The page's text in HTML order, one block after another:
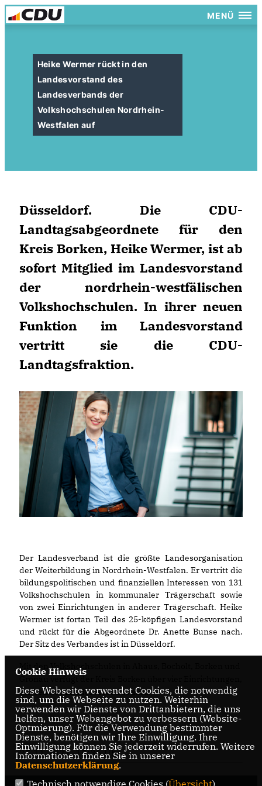
MENÜ
Heike Wermer rückt in den
Landesvorstand des
Landesverbands der
Volkshochschulen Nordrhein-
Westfalen auf
Düsseldorf. Die CDU-
Landtagsabgeordnete für den
Kreis Borken, Heike Wermer, ist ab
sofort Mitglied im Landesvorstand
der nordrhein-westfälischen
Volkshochschulen. In ihrer neuen
Funktion im Landesvorstand
vertritt sie die CDU-
Landtagsfraktion.
Der Landesverband ist die größte Landesorganisation
der Weiterbildung in Nordrhein-Westfalen. Er vertritt die
bildungspolitischen und finanziellen Interessen von 131
Volkshochschulen in kommunaler Trägerschaft sowie
von zwei Einrichtungen in anderer Trägerschaft. Heike
Wermer ist fortan Teil des 25-köpfigen Landesvorstand
und rückt für die Abgeordnete Dr. Anette Bunse nach.
Der Sitz des Verbandes ist in Düsseldorf.
Mit den Volkshochschulen in Ahaus, Bocholt, Borken und
die Teil des Landesverbands sind.
25.11.2021, 15:36 Uhr
Cookie Hinweis
Diese Webseite verwendet Cookies, die notwendig
sind, um die Webseite zu nutzen. Weiterhin
verwenden wir Dienste von Drittanbietern, die uns
helfen, unser Webangebot zu verbessern (Website-
Optmierung). Für die Verwendung bestimmter
Dienste, benötigen wir Ihre Einwilligung. Ihre
Einwilligung können Sie jederzeit widerrufen. Weitere
Informationen finden Sie in unserer
Datenschutzerklärung.
Technisch notwendige Cookies (Übersicht)